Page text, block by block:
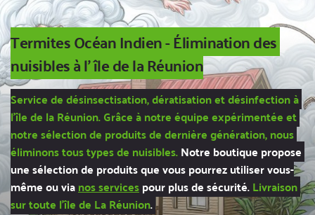
Termites Océan Indien - Élimination des
nuisibles à l' île de la Réunion
Service de désinsectisation, dératisation et désinfection à
l'île de la Réunion. Grâce à notre équipe expérimentée et
notre sélection de produits de dernière génération, nous
éliminons tous types de nuisibles. Notre boutique propose
une sélection de produits que vous pourrez utiliser vous-
même ou via nos services pour plus de sécurité. Livraison
sur toute l'île de La Réunion.